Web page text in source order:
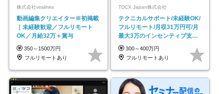
株式会社viralinks
動画編集クリエイター※初掲載
｜未経験歓迎／フルリモート
OK／月給32万＋賞与
350～1500万円
フルリモートあり
TDCX Japan株式会社
テクニカルサポート/未経験OK/
フルリモート/月収31万円可/月
最大3万のインセンティブ支給/
平均年齢33歳
300～400万円
フルリモートあり